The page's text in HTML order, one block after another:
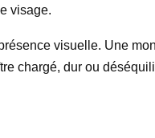
visage.
visuelle. Une
chargé, dur ou